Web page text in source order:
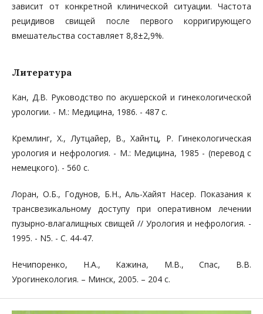
зависит от конкретной клинической ситуации. Частота
рецидивов свищей после первого корригирующего
вмешательства составляет 8,8±2,9%.
Литература
Кан, Д.В. Руководство по акушерской и гинекологической
урологии. - М.: Медицина, 1986. - 487 с.
Кремлинг, Х., Лутцайер, В., Хайнтц, Р. Гинекологическая
урология и нефрология. - М.: Медицина, 1985 - (перевод с
немецкого). - 560 с.
Лоран, О.Б., Годунов, Б.Н., Аль-Хайят Насер. Показания к
трансвезикальному доступу при оперативном лечении
пузырно-влагалищных свищей // Урология и нефрология. -
1995. - N5. - С. 44-47.
Нечипоренко, Н.А., Кажина, М.В., Спас, В.В.
Урогинекология. – Минск, 2005. – 204 с.